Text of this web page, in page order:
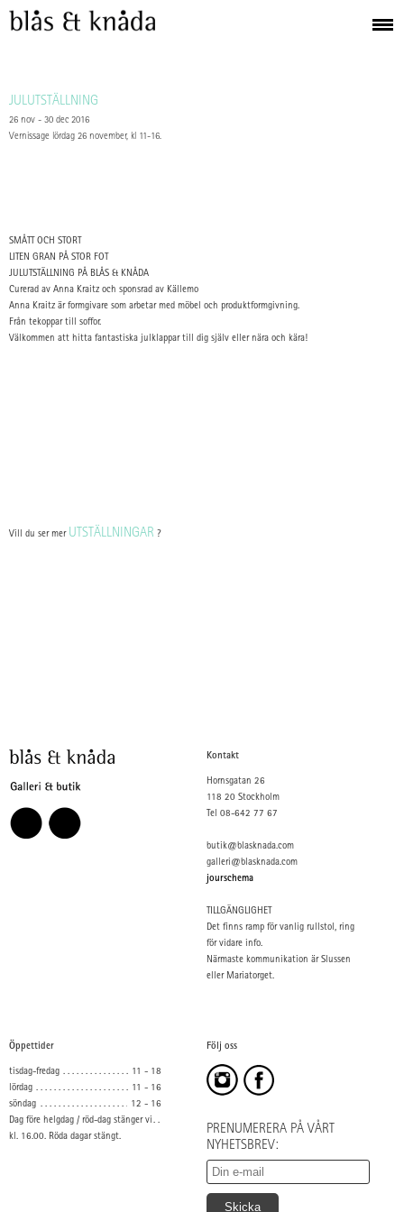
JULUTSTÄLLNING
26 nov - 30 dec 2016
Vernissage lördag 26 november, kl 11-16.
SMÅTT OCH STORT
LITEN GRAN PÅ STOR FOT
JULUTSTÄLLNING PÅ BLÅS & KNÅDA
Curerad av Anna Kraitz och sponsrad av Källemo
Anna Kraitz är formgivare som arbetar med möbel och produktformgivning.
Från tekoppar till soffor.
Välkommen att hitta fantastiska julklappar till dig själv eller nära och kära!
Vill du ser mer UTSTÄLLNINGAR ?
Kontakt
Hornsgatan 26
118 20 Stockholm
Tel 08-642 77 67
butik@blasknada.com
galleri@blasknada.com
jourschema
TILLGÄNGLIGHET
Det finns ramp för vanlig rullstol, ring
för vidare info.
Närmaste kommunikation är Slussen
eller Mariatorget.
Öppettider
tisdag-fredag
11 - 18
lördag
11 - 16
söndag
12 - 16
Dag före helgdag / röd-dag stänger vi
kl. 16.00. Röda dagar stängt.
Följ oss
PRENUMERERA PÅ VÅRT
NYHETSBREV: